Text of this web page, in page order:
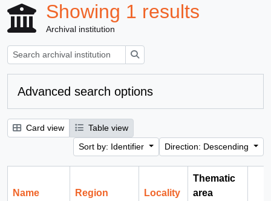
Showing 1 results
Archival institution
Advanced search options
Card view
Table view
Sort by: Identifier
Direction: Descending
Name Region Locality
Thematic
area